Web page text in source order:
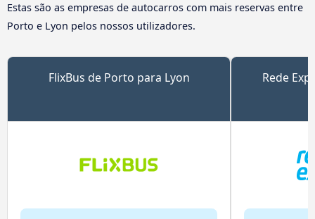
Estas são as empresas de autocarros com mais reservas entre
Porto e Lyon pelos nossos utilizadores.
FlixBus de Porto para Lyon Rede